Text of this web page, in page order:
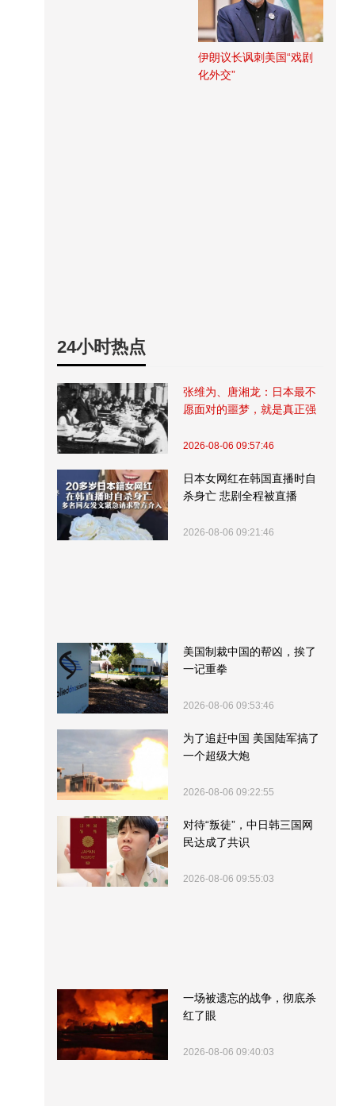
伊朗议长讽刺美国“戏剧
化外交”
24小时热点
张维为、唐湘龙：日本最不
愿面对的噩梦，就是真正强
2026-08-06 09:57:46
日本女网红在韩国直播时自
杀身亡 悲剧全程被直播
2026-08-06 09:21:46
美国制裁中国的帮凶，挨了
一记重拳
2026-08-06 09:53:46
为了追赶中国 美国陆军搞了
一个超级大炮
2026-08-06 09:22:55
对待“叛徒”，中日韩三国网
民达成了共识
2026-08-06 09:55:03
一场被遗忘的战争，彻底杀
红了眼
2026-08-06 09:40:03